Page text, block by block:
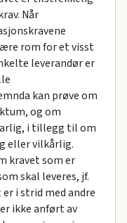
Når
rom for et visst
leverandør er
kan prøve om
og om
i tillegg til om
eller vilkårlig.
kravet som er
skal leveres, jf.
i strid med andre
ikke anført av